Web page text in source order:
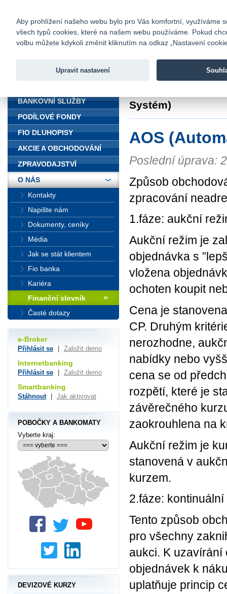
Fio banka
Fio banka
Systém)
AOS
Poslední úprava:
Způsob
zpracování
1.fáze: aukční
Aukční režim je
objednávka s
vložena
ochoten koupit
Cena je
CP. Druhým
nerozhodne,
nabídky nebo
cena se od
rozpětí, které je
závěrečného
zaokrouhlena na
Aukční režim je
stanovená v
kurzem.
2.fáze:
Tento způsob
pro všechny
aukci. K
objednávek k
uplatňuje princip
BANKOVNÍ SLUŽBY
PODÍLOVÉ FONDY
FIO DLUHOPISY
AKCIE A OBCHODOVÁNÍ
ZPRAVODAJSTVÍ
O NÁS
Kontakty
Napište nám
Dokumenty, ceníky
Média
Jak se stát klientem
Fio banka
Kariéra
Finanční slovník
Časté dotazy
e-Broker
Přihlásit se Založit demo
Internetbanking
Přihlásit se Založit demo
Smartbanking
Stáhnout Jak aktivovat
POBOČKY A BANKOMATY
Vyberte kraj:
DEVIZOVÉ KURZY
Aby prohlížení našeho webu bylo pro Vás komfortní, využíváme
všech typů cookies, které na našem webu používáme. Pokud
volbu můžete kdykoli změnit kliknutím na odkaz „Nastavení
Upravit nastavení